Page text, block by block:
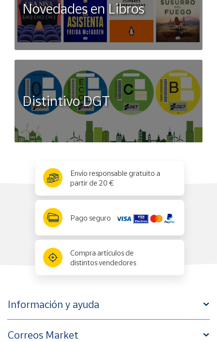
Novedades en Libros
Distintivo DGT
Envío responsable gratuito a
partir de 20 €
Pago seguro
Compra artículos de
distintos vendedores
Información y ayuda
Correos Market